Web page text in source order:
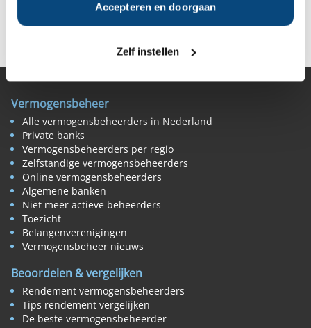
Accepteren en doorgaan
Zelf instellen
Deel op Facebook
Vermogensbeheer
Alle vermogensbeheerders in Nederland
Private banks
Vermogensbeheerders per regio
Zelfstandige vermogensbeheerders
Online vermogensbeheerders
Algemene banken
Niet meer actieve beheerders
Toezicht
Belangenverenigingen
Vermogensbeheer nieuws
Beoordelen & vergelijken
Rendement vermogensbeheerders
Tips rendement vergelijken
De beste vermogensbeheerder